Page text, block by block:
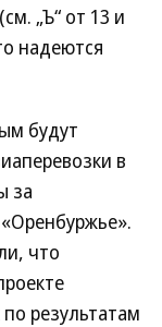
„Ъ“ от 13 и
надеются
будут
в
за
что
результатам